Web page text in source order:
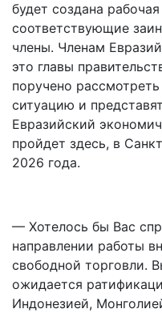
будет создана
соответствующие
члены. Членам
это главы
поручено
ситуацию и
Евразийский
пройдет здесь, в
2026 года.
— Хотелось бы Вас
направлении работы
свободной торговли.
ожидается
Индонезией,